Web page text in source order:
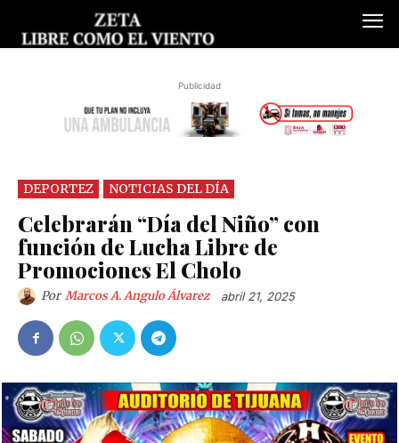
Publicidad
DEPORTEZ NOTICIAS DEL DÍA
Celebrarán “Día del Niño” con
función de Lucha Libre de
Promociones El Cholo
Por Marcos A. Angulo Álvarez abril 21, 2025